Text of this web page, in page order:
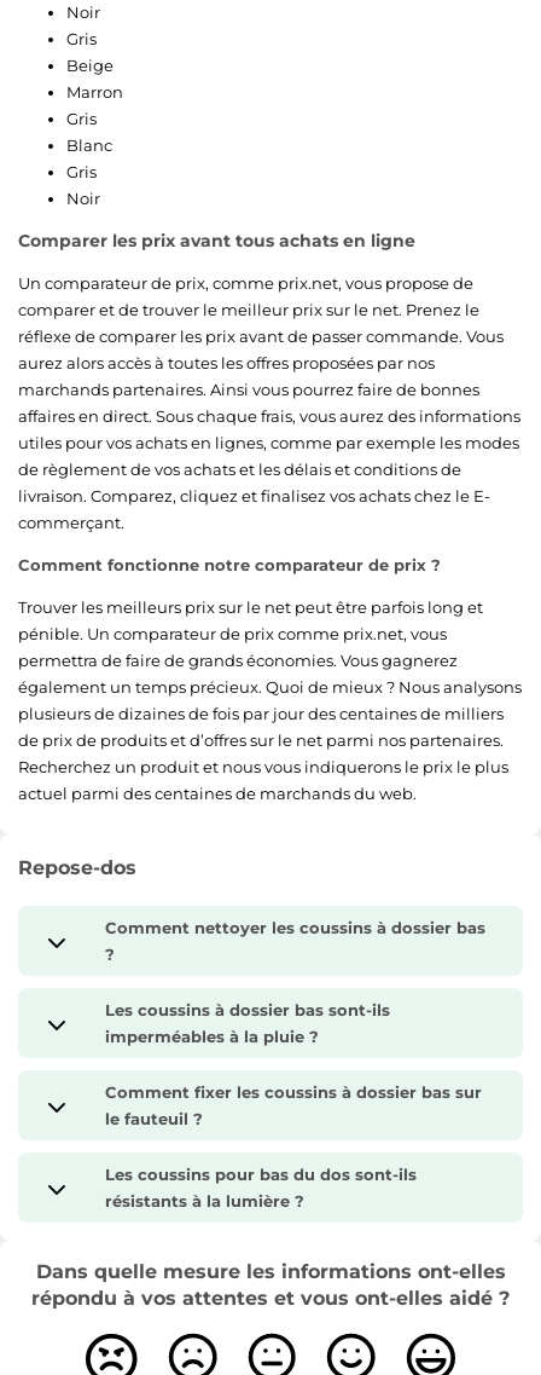
Noir
Gris
Beige
Marron
Gris
Blanc
Gris
Noir
Comparer les prix avant tous achats en ligne
Un comparateur de prix, comme prix.net, vous propose de
comparer et de trouver le meilleur prix sur le net. Prenez le
réflexe de comparer les prix avant de passer commande. Vous
aurez alors accès à toutes les offres proposées par nos
marchands partenaires. Ainsi vous pourrez faire de bonnes
affaires en direct. Sous chaque frais, vous aurez des informations
utiles pour vos achats en lignes, comme par exemple les modes
de règlement de vos achats et les délais et conditions de
livraison. Comparez, cliquez et finalisez vos achats chez le E-
commerçant.
Comment fonctionne notre comparateur de prix ?
Trouver les meilleurs prix sur le net peut être parfois long et
pénible. Un comparateur de prix comme prix.net, vous
permettra de faire de grands économies. Vous gagnerez
également un temps précieux. Quoi de mieux ? Nous analysons
plusieurs de dizaines de fois par jour des centaines de milliers
de prix de produits et d’offres sur le net parmi nos partenaires.
Recherchez un produit et nous vous indiquerons le prix le plus
actuel parmi des centaines de marchands du web.
Repose-dos
Comment nettoyer les coussins à dossier bas
?
Les coussins à dossier bas sont-ils
imperméables à la pluie ?
Comment fixer les coussins à dossier bas sur
le fauteuil ?
Les coussins pour bas du dos sont-ils
résistants à la lumière ?
Dans quelle mesure les informations ont-elles
répondu à vos attentes et vous ont-elles aidé ?